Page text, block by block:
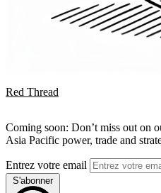
Red Thread
Coming soon: Don’t miss out on
Asia Pacific power, trade and
Entrez votre email
S'abonner